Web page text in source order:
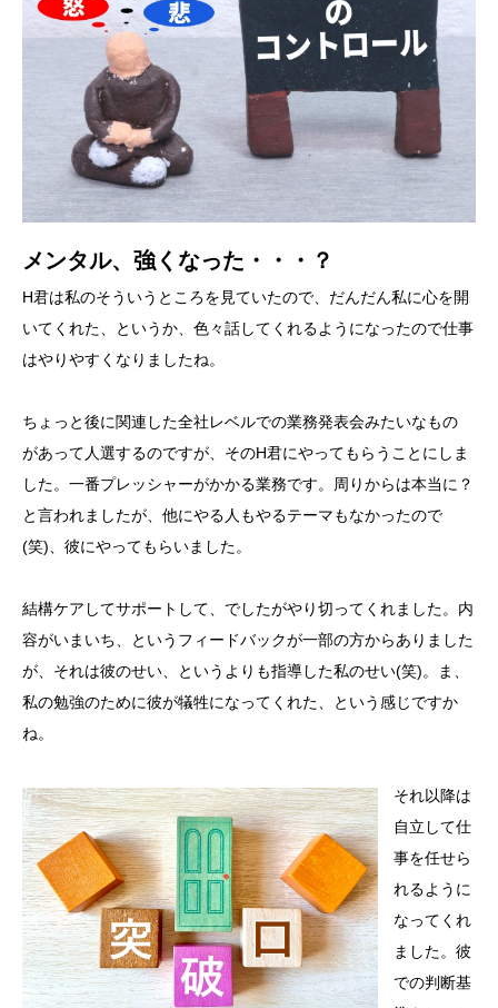
メンタル、強くなった・・・？
H君は私のそういうところを見ていたので、だんだん私に心を開
いてくれた、というか、色々話してくれるようになったので仕事
はやりやすくなりましたね。
ちょっと後に関連した全社レベルでの業務発表会みたいなもの
があって人選するのですが、そのH君にやってもらうことにしま
した。一番プレッシャーがかかる業務です。周りからは本当に？
と言われましたが、他にやる人もやるテーマもなかったので
(笑)、彼にやってもらいました。
結構ケアしてサポートして、でしたがやり切ってくれました。内
容がいまいち、というフィードバックが一部の方からありました
が、それは彼のせい、というよりも指導した私のせい(笑)。ま、
私の勉強のために彼が犠牲になってくれた、という感じですか
ね。
それ以降は
自立して仕
事を任せら
れるように
なってくれ
ました。彼
での判断基